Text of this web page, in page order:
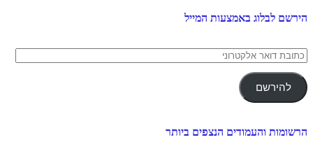
הירשם לבלוג באמצעות המייל
כתובת
אלקטרוני
להירשם
הרשומות והעמודים הנצפים ביותר